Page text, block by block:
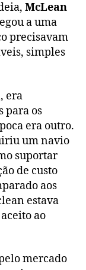
McLean
a uma
precisavam
simples
era
para os
era outro.
um navio
suportar
de custo
aos
estava
ao
mercado